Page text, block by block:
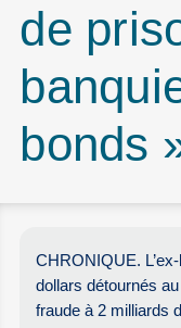
de
bonds
CHRONIQUE.
dollars détournés
fraude à 2 milliards